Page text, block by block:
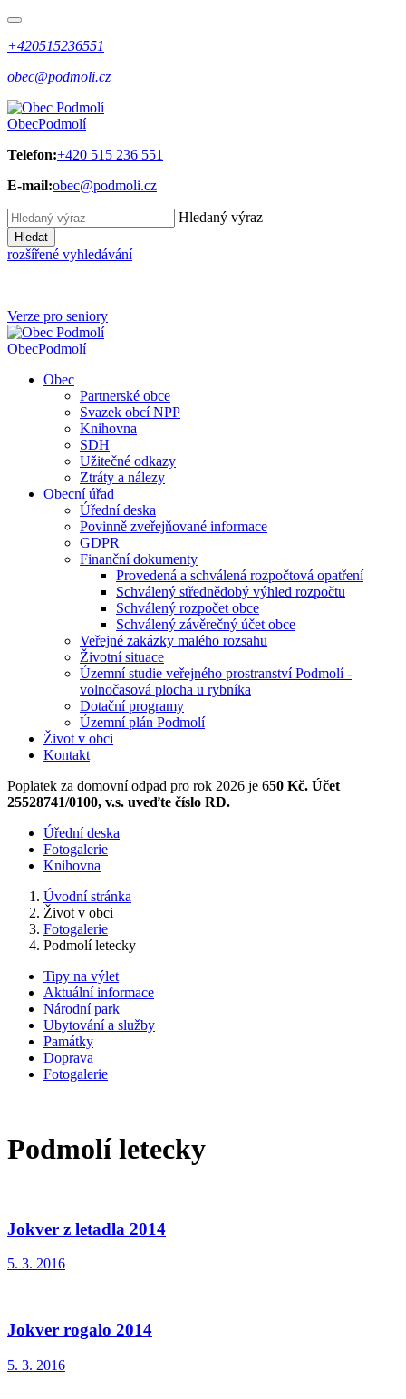
+420515236551
obec@podmoli.cz
ObecPodmolí
Telefon:+420 515 236 551
E-mail:obec@podmoli.cz
Hledaný výraz
Hledat
rozšířené vyhledávání
Verze pro seniory
ObecPodmolí
Obec
Partnerské obce
Svazek obcí NPP
Knihovna
SDH
Užitečné odkazy
Ztráty a nálezy
Obecní úřad
Úřední deska
Povinně zveřejňované informace
GDPR
Finanční dokumenty
Provedená a schválená rozpočtová opatření
Schválený střednědobý výhled rozpočtu
Schválený rozpočet obce
Schválený závěrečný účet obce
Veřejné zakázky malého rozsahu
Životní situace
Územní studie veřejného prostranství Podmolí -
volnočasová plocha u rybníka
Dotační programy
Územní plán Podmolí
Život v obci
Kontakt
Poplatek za domovní odpad pro rok 2026 je 650 Kč. Účet
25528741/0100, v.s. uveďte číslo RD.
Úřední deska
Fotogalerie
Knihovna
Úvodní stránka
Život v obci
Fotogalerie
Podmolí letecky
Tipy na výlet
Aktuální informace
Národní park
Ubytování a služby
Památky
Doprava
Fotogalerie
Podmolí letecky
Jokver z letadla 2014
5. 3. 2016
Jokver rogalo 2014
5. 3. 2016